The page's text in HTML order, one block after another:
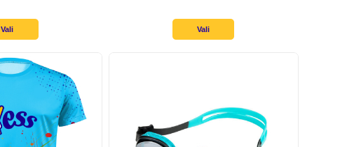
Vali Vali